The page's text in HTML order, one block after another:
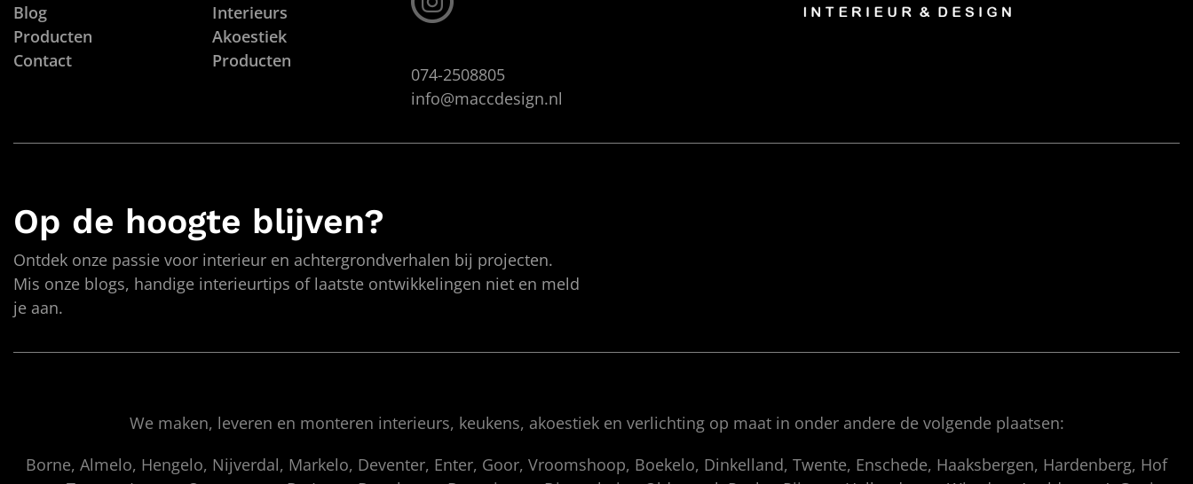
Blog
Producten
Contact
Interieurs
Akoestiek
Producten
074-2508805
info@maccdesign.nl
Op de hoogte blijven?
Ontdek onze passie voor interieur en achtergrondverhalen bij projecten.
Mis onze blogs, handige interieurtips of laatste ontwikkelingen niet en meld
je aan.
We maken, leveren en monteren interieurs, keukens, akoestiek en verlichting op maat in onder andere de volgende plaatsen:
Borne, Almelo, Hengelo, Nijverdal, Markelo, Deventer, Enter, Goor, Vroomshoop, Boekelo, Dinkelland, Twente, Enschede, Haaksbergen, Hardenberg, Hof